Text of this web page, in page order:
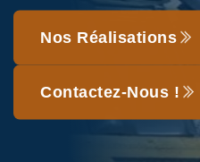
Nos Réalisations
Contactez-Nous !